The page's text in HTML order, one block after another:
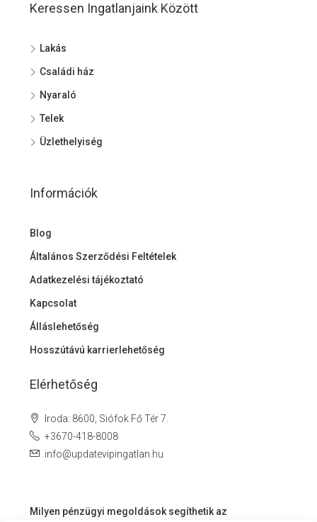
Keressen Ingatlanjaink Között
Lakás
Családi ház
Nyaraló
Telek
Üzlethelyiség
Információk
Blog
Általános Szerződési Feltételek
Adatkezelési tájékoztató
Kapcsolat
Álláslehetőség
Hosszútávú karrierlehetőség
Elérhetőség
Iroda: 8600, Siófok Fő Tér 7.
+3670-418-8008
info@updatevipingatlan.hu
Milyen pénzügyi megoldások segíthetik az